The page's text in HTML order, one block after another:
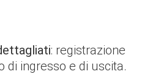
: registrazione
di ingresso e di uscita.